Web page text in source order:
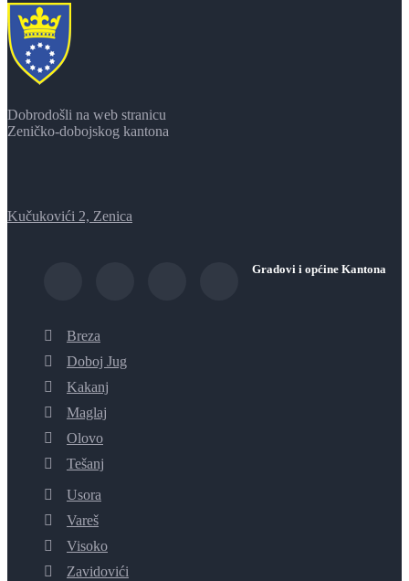
Dobrodošli na web stranicu
Zeničko-dobojskog kantona
Kučukovići 2, Zenica
Gradovi i općine Kantona
Breza
Doboj Jug
Kakanj
Maglaj
Olovo
Tešanj
Usora
Vareš
Visoko
Zavidovići